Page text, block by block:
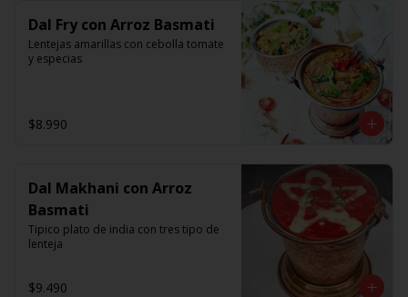
Dal Fry con Arroz Basmati
Lentejas amarillas con cebolla tomate
y especias
$8.990
Dal Makhani con Arroz
Basmati
Tipico plato de india con tres tipo de
lenteja
$9.490